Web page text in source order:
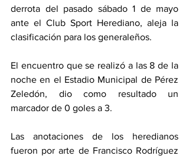
derrota del pasado sábado 1 de mayo
ante el Club Sport Herediano, aleja la
clasificación para los generaleños.
El encuentro que se realizó a las 8 de la
noche en el Estadio Municipal de Pérez
Zeledón, dio como resultado un
marcador de 0 goles a 3.
Las anotaciones de los heredianos
fueron por arte de Francisco Rodríguez